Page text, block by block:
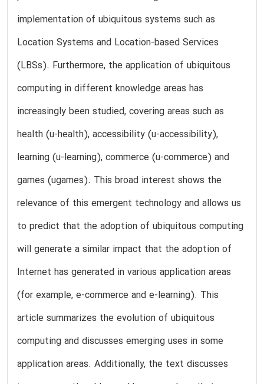
implementation of ubiquitous systems such as
Location Systems and Location-based Services
(LBSs). Furthermore, the application of ubiquitous
computing in different knowledge areas has
increasingly been studied, covering areas such as
health (u-health), accessibility (u-accessibility),
learning (u-learning), commerce (u-commerce) and
games (ugames). This broad interest shows the
relevance of this emergent technology and allows us
to predict that the adoption of ubiquitous computing
will generate a similar impact that the adoption of
Internet has generated in various application areas
(for example, e-commerce and e-learning). This
article summarizes the evolution of ubiquitous
computing and discusses emerging uses in some
application areas. Additionally, the text discusses